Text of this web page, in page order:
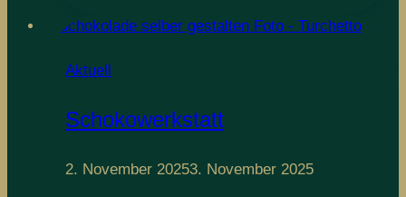
Aktuell
Schokowerkstatt
2. November 20253. November 2025